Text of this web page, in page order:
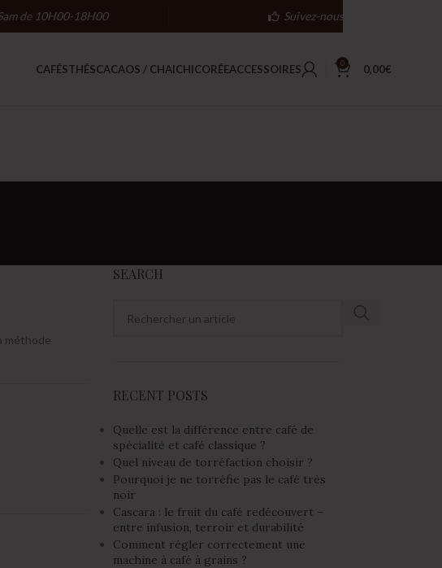
CAFÉSTHÉSCACAOS / CHAICHICORÉEACCESSOIRES 0 0,00€
méthode
SEARCH
RECENT POSTS
Quelle est la différence entre café de
spécialité et café classique ?
Quel niveau de torréfaction choisir ?
Pourquoi je ne torréfie pas le café très
noir
Cascara : le fruit du café redécouvert –
entre infusion, terroir et durabilité
Comment régler correctement une
machine à café à grains ?
de 10H00-18H00 Suivez-nous